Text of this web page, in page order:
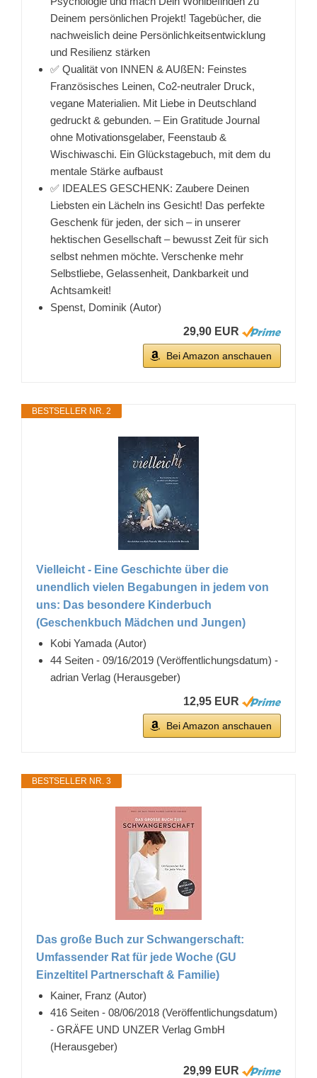
Deinem persönlichen Projekt! Tagebücher, die
nachweislich deine Persönlichkeitsentwicklung
und Resilienz stärken
✅ Qualität von INNEN & AUßEN: Feinstes
Französisches Leinen, Co2-neutraler Druck,
vegane Materialien. Mit Liebe in Deutschland
gedruckt & gebunden. – Ein Gratitude Journal
ohne Motivationsgelaber, Feenstaub &
Wischiwaschi. Ein Glückstagebuch, mit dem du
mentale Stärke aufbaust
✅ IDEALES GESCHENK: Zaubere Deinen
Liebsten ein Lächeln ins Gesicht! Das perfekte
Geschenk für jeden, der sich – in unserer
hektischen Gesellschaft – bewusst Zeit für sich
selbst nehmen möchte. Verschenke mehr
Selbstliebe, Gelassenheit, Dankbarkeit und
Achtsamkeit!
Spenst, Dominik (Autor)
29,90 EUR
Bei Amazon anschauen
BESTSELLER NR. 2
Vielleicht - Eine Geschichte über die
unendlich vielen Begabungen in jedem von
uns: Das besondere Kinderbuch
(Geschenkbuch Mädchen und Jungen)
Kobi Yamada (Autor)
44 Seiten - 09/16/2019 (Veröffentlichungsdatum) -
adrian Verlag (Herausgeber)
12,95 EUR
Bei Amazon anschauen
BESTSELLER NR. 3
Das große Buch zur Schwangerschaft:
Umfassender Rat für jede Woche (GU
Einzeltitel Partnerschaft & Familie)
Kainer, Franz (Autor)
416 Seiten - 08/06/2018 (Veröffentlichungsdatum)
- GRÄFE UND UNZER Verlag GmbH
(Herausgeber)
29,99 EUR